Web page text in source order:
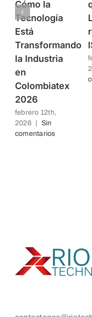
Cómo la
Tecnología
Está
Transformando
la Industria
en
Colombiatex
2026
febrero 12th,
2026
Sin
comentarios